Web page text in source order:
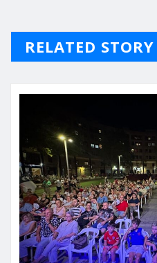
RELATED STORY